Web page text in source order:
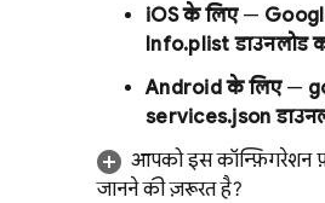
iOS के लिए—
Info.plist डाउनलोड
Android के लिए—
services.json
आपको इस कॉन्फ़िगरेशन
जानने की ज़रूरत है?